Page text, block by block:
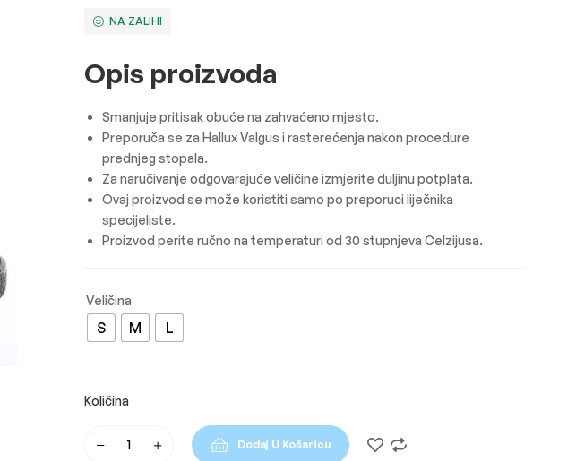
NA ZALIHI
Opis proizvoda
Smanjuje pritisak obuće na zahvaćeno mjesto.
Preporuča se za Hallux Valgus i rasterećenja nakon procedure
prednjeg stopala.
Za naručivanje odgovarajuće veličine izmjerite duljinu potplata.
Ovaj proizvod se može koristiti samo po preporuci liječnika
specijeliste.
Proizvod perite ručno na temperaturi od 30 stupnjeva Celzijusa.
S M L
Dodaj U Košaricu